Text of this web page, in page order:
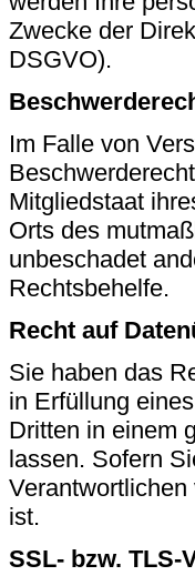
Zwecke der
DSGVO).
Im Falle von
Mitgliedstaat
Orts des
unbeschadet
Rechtsbehelfe.
Recht auf
Sie haben das
in Erfüllung
Dritten in einem
lassen. Sofern
ist.
SSL- bzw. TLS-